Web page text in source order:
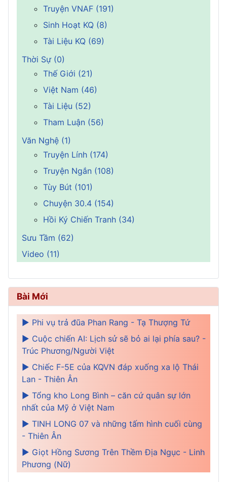
Truyện VNAF (191)
Sinh Hoạt KQ (8)
Tài Liệu KQ (69)
Thời Sự (0)
Thế Giới (21)
Việt Nam (46)
Tài Liệu (52)
Tham Luận (56)
Văn Nghệ (1)
Truyện Lính (174)
Truyện Ngắn (108)
Tùy Bút (101)
Chuyện 30.4 (154)
Hồi Ký Chiến Tranh (34)
Sưu Tầm (62)
Video (11)
Bài Mới
► Phi vụ trả đũa Phan Rang - Tạ Thượng Tứ
► Cuộc chiến AI: Lịch sử sẽ bỏ ai lại phía sau? -
Trúc Phương/Người Việt
► Chiếc F-5E của KQVN đáp xuống xa lộ Thái
Lan - Thiên Ân
► Tổng kho Long Bình – căn cứ quân sự lớn
nhất của Mỹ ở Việt Nam
► TINH LONG 07 và những tấm hình cuối cùng
- Thiên Ân
► Giọt Hồng Sương Trên Thềm Địa Ngục - Linh
Phương (Nữ)